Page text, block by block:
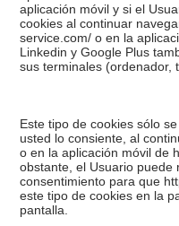
aplicación móvil y si el
cookies al continuar
service.com/ o en la
Linkedin y Google Plus
sus terminales (ordenador,
Este tipo de cookies sólo
usted lo consiente, al
o en la aplicación móvil de
obstante, el Usuario puede
consentimiento para que
este tipo de cookies en la
pantalla.